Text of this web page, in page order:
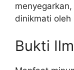
dinikmati oleh
Bukti